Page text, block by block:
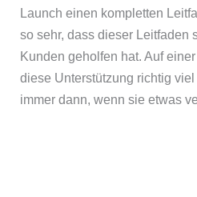
Launch einen kompletten
so sehr, dass dieser Leitfaden
Kunden geholfen hat. Auf
diese Unterstützung richtig
immer dann, wenn sie etwas